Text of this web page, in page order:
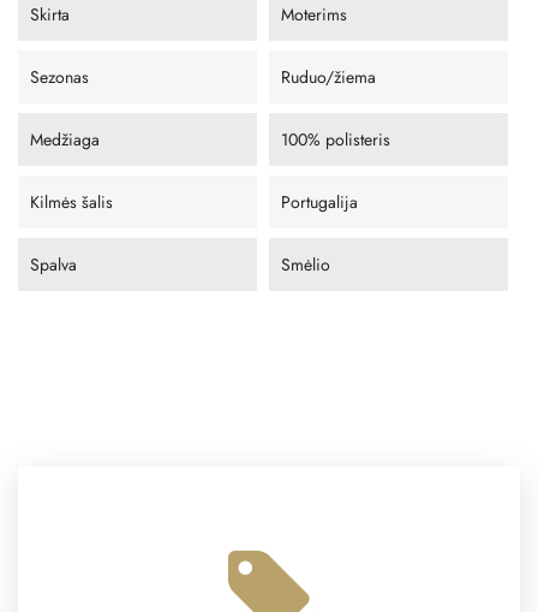
Skirta Moterims
Sezonas Ruduo/žiema
Medžiaga 100% polisteris
Kilmės šalis Portugalija
Spalva Smėlio